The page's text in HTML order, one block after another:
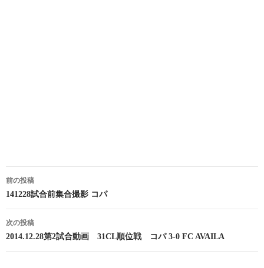
投
稿
ナ
ビ
前の投稿
141228試合前集合撮影 コパ
次の投稿
2014.12.28第2試合動画 31CL順位戦 コパ 3-0 FC AVAILA